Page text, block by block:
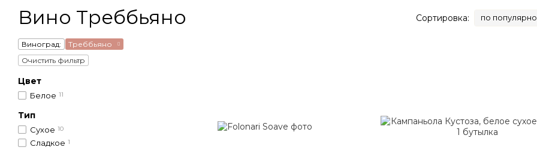
Вино Треббьяно Сортировка: по
Виноград:
Треббьяно
Очистить фильтр
Цвет
Белое 11
Тип
Сухое 10
Сладкое 1